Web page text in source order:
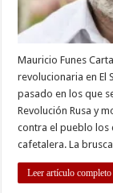
Mauricio Funes
revolucionaria en El
pasado en los que
Revolución Rusa y
contra el pueblo los
cafetalera. La
Leer artículo completo